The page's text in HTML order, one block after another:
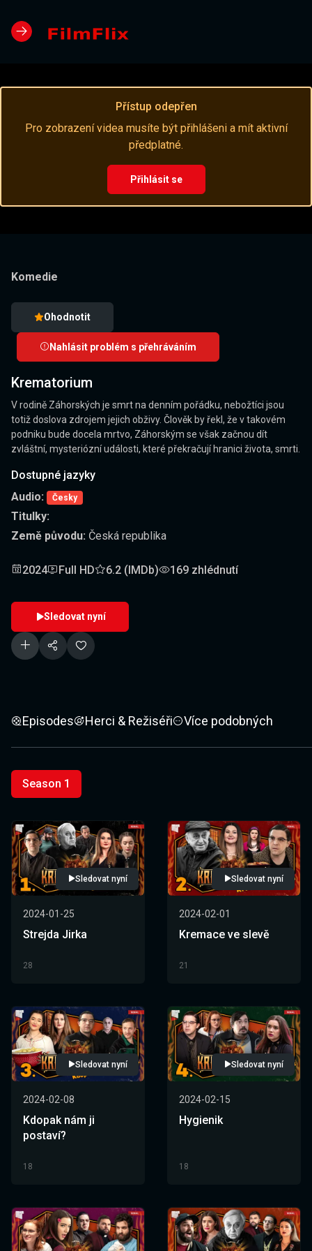
Přístup odepřen
Pro zobrazení videa musíte být přihlášeni a mít aktivní
předplatné.
Přihlásit se
Komedie
Ohodnotit
Nahlásit problém s přehráváním
Krematorium
V rodině Záhorských je smrt na denním pořádku, nebožtíci jsou
totiž doslova zdrojem jejich obživy. Člověk by řekl, že v takovém
podniku bude docela mrtvo, Záhorským se však začnou dít
zvláštní, mysteriózní události, které překračují hranici života, smrti.
Dostupné jazyky
Audio:
Česky
Titulky:
Země původu: Česká republika
2024 Full HD 6.2 (IMDb) 169 zhlédnutí
Sledovat nyní
Episodes Herci & Režiséři Více podobných
Season 1
Sledovat nyní
2024-01-25
Strejda Jirka
28
Sledovat nyní
2024-02-01
Kremace ve slevě
21
Sledovat nyní
2024-02-08
Kdopak nám ji
postaví?
18
Sledovat nyní
2024-02-15
Hygienik
18